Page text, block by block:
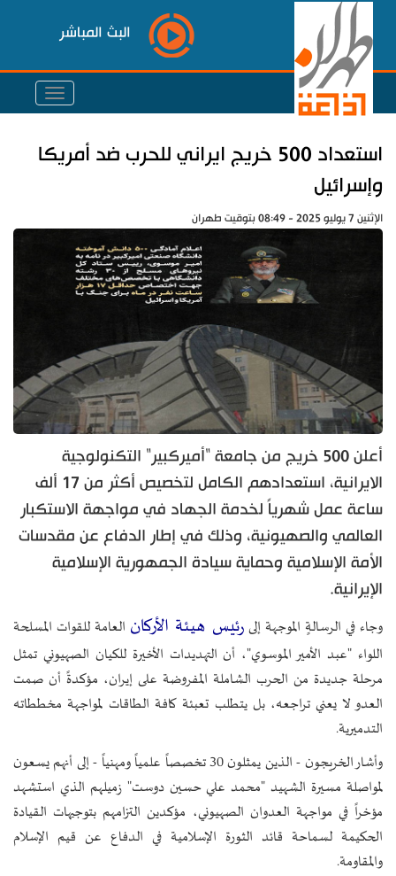
البث المباشر
استعداد 500 خريج ايراني للحرب ضد أمريكا
وإسرائيل
الإثنين 7 يوليو 2025 - 08:49 بتوقيت طهران
أعلن 500 خريج من جامعة "أميركبير" التكنولوجية
الايرانية، استعدادهم الكامل لتخصيص أكثر من 17 ألف
ساعة عمل شهرياً لخدمة الجهاد في مواجهة الاستكبار
العالمي والصهيونية، وذلك في إطار الدفاع عن مقدسات
الأمة الإسلامية وحماية سيادة الجمهورية الإسلامية
الإيرانية.
وجاء في الرسالةٍ الموجهة إلىرئيس هيئة الأركان العامة للقوات المسلحة
اللواء "عبد الأمير الموسوي"، أن التهديدات الأخيرة للكيان الصهيوني تمثل
مرحلة جديدة من الحرب الشاملة المفروضة على إيران، مؤكدةً أن صمت
العدو لا يعني تراجعه، بل يتطلب تعبئة كافة الطاقات لمواجهة مخططاته
التدميرية.
وأشار الخريجون - الذين يمثلون 30 تخصصاً علمياً ومهنياً - إلى أنهم يسعون
لمواصلة مسيرة الشهيد "محمد علي حسين دوست" زميلهم الذي استشهد
مؤخراً في مواجهة العدوان الصهيوني، مؤكدين التزامهم بتوجيهات القيادة
الحكيمة لسماحة قائد الثورة الإسلامية في الدفاع عن قيم الإسلام
والمقاومة.